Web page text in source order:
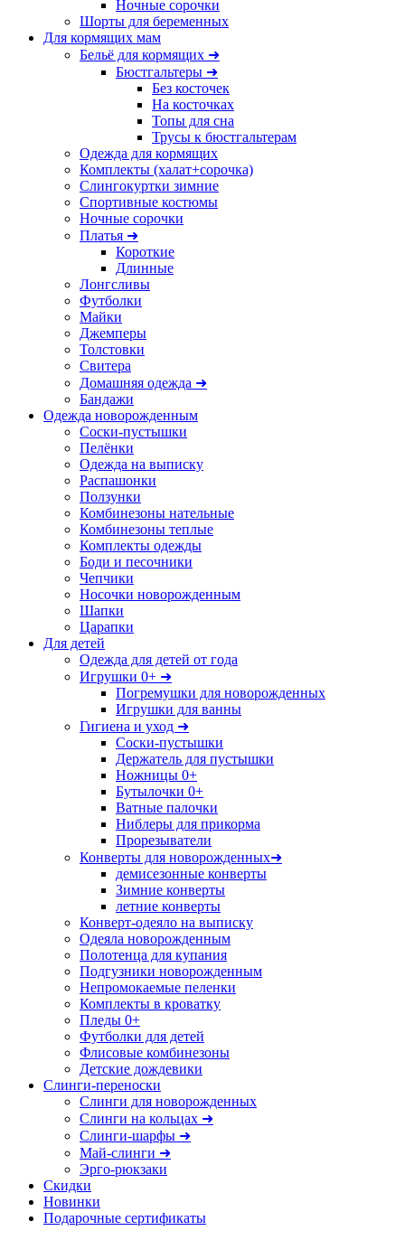
Ночные сорочки
Шорты для беременных
Для кормящих мам
Бельё для кормящих ➜
Бюстгальтеры ➜
Без косточек
На косточках
Топы для сна
Трусы к бюстгальтерам
Одежда для кормящих
Комплекты (халат+сорочка)
Слингокуртки зимние
Спортивные костюмы
Ночные сорочки
Платья ➜
Короткие
Длинные
Лонгсливы
Футболки
Майки
Джемперы
Толстовки
Свитера
Домашняя одежда ➜
Бандажи
Одежда новорожденным
Соски-пустышки
Пелёнки
Одежда на выписку
Распашонки
Ползунки
Комбинезоны нательные
Комбинезоны теплые
Комплекты одежды
Боди и песочники
Чепчики
Носочки новорожденным
Шапки
Царапки
Для детей
Одежда для детей от года
Игрушки 0+ ➜
Погремушки для новорожденных
Игрушки для ванны
Гигиена и уход ➜
Соски-пустышки
Держатель для пустышки
Ножницы 0+
Бутылочки 0+
Ватные палочки
Ниблеры для прикорма
Прорезыватели
Конверты для новорожденных➜
демисезонные конверты
Зимние конверты
летние конверты
Конверт-одеяло на выписку
Одеяла новорожденным
Полотенца для купания
Подгузники новорожденным
Непромокаемые пеленки
Комплекты в кроватку
Пледы 0+
Футболки для детей
Флисовые комбинезоны
Детские дождевики
Слинги-переноски
Слинги для новорожденных
Слинги на кольцах ➜
Слинги-шарфы ➜
Май-слинги ➜
Эрго-рюкзаки
Скидки
Новинки
Подарочные сертификаты